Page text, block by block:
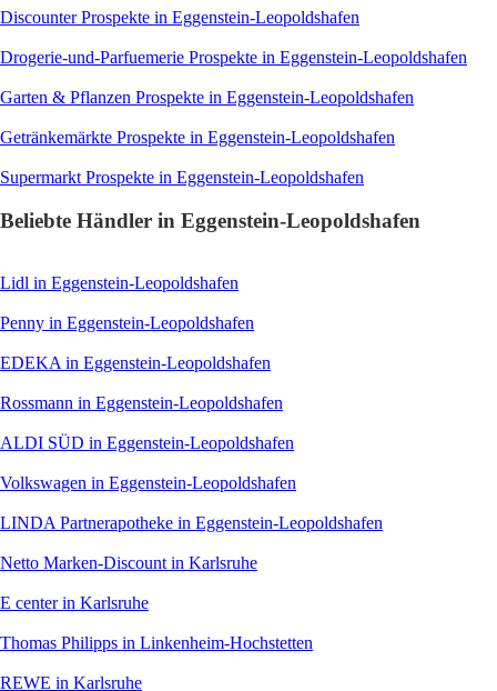
DiscounterProspekte in Eggenstein-Leopoldshafen
Drogerie-und-Parfuemerie Prospekte in Eggenstein-Leopoldshafen
Garten & Pflanzen Prospekte in Eggenstein-Leopoldshafen
Getränkemärkte Prospekte in Eggenstein-Leopoldshafen
Supermarkt Prospekte in Eggenstein-Leopoldshafen
Beliebte Händler in Eggenstein-Leopoldshafen
Lidl in Eggenstein-Leopoldshafen
Penny in Eggenstein-Leopoldshafen
EDEKA in Eggenstein-Leopoldshafen
Rossmann in Eggenstein-Leopoldshafen
ALDI SÜD in Eggenstein-Leopoldshafen
Volkswagen in Eggenstein-Leopoldshafen
LINDA Partnerapotheke in Eggenstein-Leopoldshafen
Netto Marken-Discount in Karlsruhe
E centerin Karlsruhe
Thomas Philipps in Linkenheim-Hochstetten
REWE in Karlsruhe